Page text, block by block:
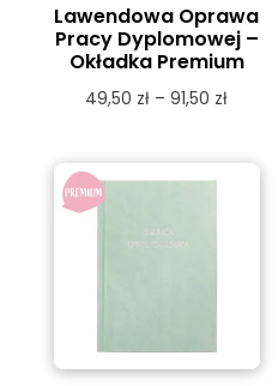
Lawendowa Oprawa
Pracy Dyplomowej –
Okładka Premium
49,50 zł – 91,50 złZakres
od